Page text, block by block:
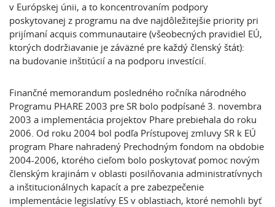
v Európskej únii, a to koncentrovaním podpory
poskytovanej z programu na dve najdôležitejšie priority pri
prijímaní acquis communautaire (všeobecných pravidiel EÚ,
ktorých dodržiavanie je záväzné pre každý členský štát):
na budovanie inštitúcií a na podporu investícií.
Finančné memorandum posledného ročníka národného
Programu PHARE 2003 pre SR bolo podpísané 3. novembra
2003 a implementácia projektov Phare prebiehala do roku
2006. Od roku 2004 bol podľa Prístupovej zmluvy SR k EÚ
program Phare nahradený Prechodným fondom na obdobie
2004-2006, ktorého cieľom bolo poskytovať pomoc novým
členským krajinám v oblasti posilňovania administratívnych
a inštitucionálnych kapacít a pre zabezpečenie
implementácie legislatívy ES v oblastiach, ktoré nemohli byť